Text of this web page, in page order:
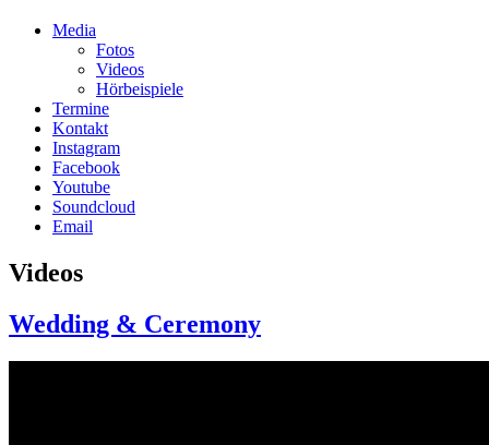
Media
Fotos
Videos
Hörbeispiele
Termine
Kontakt
Instagram
Facebook
Youtube
Soundcloud
Email
Videos
Wedding & Ceremony